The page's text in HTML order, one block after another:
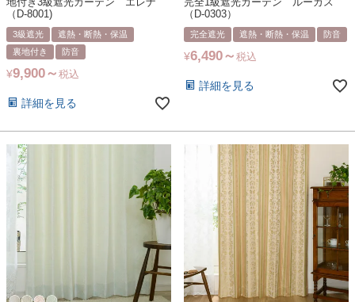
地付き3級遮光カーテン エレナ
（D-8001)
3級遮光
遮熱・断熱・保温
裏地付き
防音
¥9,900 税込
詳細を見る
完全1級遮光カーテン ルーカス
（D-0303）
完全遮光 遮熱・断熱・保温 防音
¥6,490 税込
詳細を見る